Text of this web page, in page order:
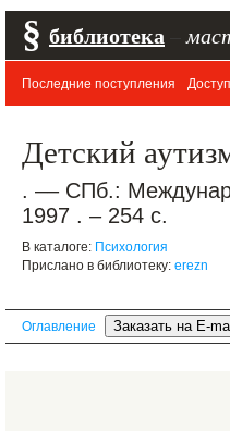
§ библиотека
Последние поступления
Детский
. –– СПб.:
1997 . – 254 с.
В каталоге: Психология
Прислано в библиотеку: erezn
Оглавление